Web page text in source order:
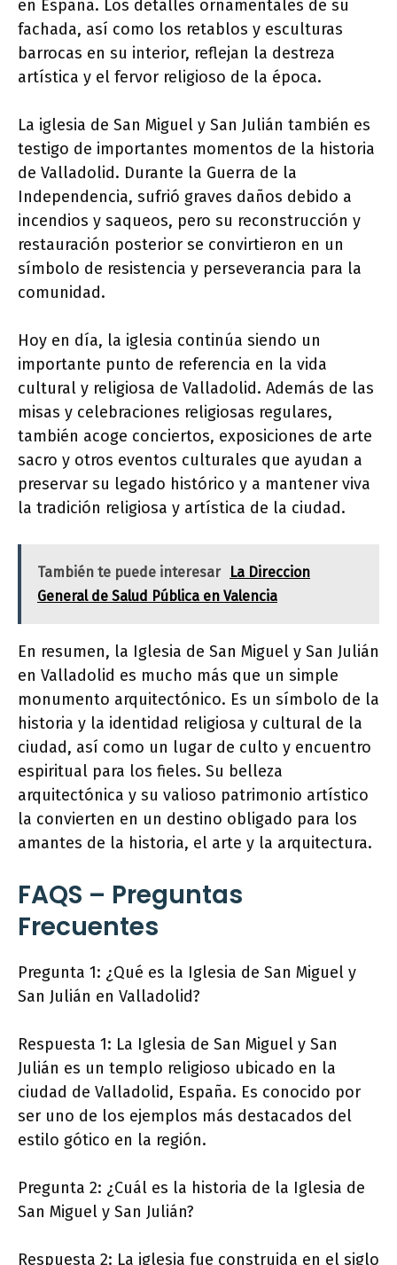
en España. Los detalles ornamentales de su
fachada, así como los retablos y esculturas
barrocas en su interior, reflejan la destreza
artística y el fervor religioso de la época.
La iglesia de San Miguel y San Julián también es
testigo de importantes momentos de la historia
de Valladolid. Durante la Guerra de la
Independencia, sufrió graves daños debido a
incendios y saqueos, pero su reconstrucción y
restauración posterior se convirtieron en un
símbolo de resistencia y perseverancia para la
comunidad.
Hoy en día, la iglesia continúa siendo un
importante punto de referencia en la vida
cultural y religiosa de Valladolid. Además de las
misas y celebraciones religiosas regulares,
también acoge conciertos, exposiciones de arte
sacro y otros eventos culturales que ayudan a
preservar su legado histórico y a mantener viva
la tradición religiosa y artística de la ciudad.
También te puede interesar
La Direccion
General de Salud Pública en Valencia
En resumen, la Iglesia de San Miguel y San Julián
en Valladolid es mucho más que un simple
monumento arquitectónico. Es un símbolo de la
historia y la identidad religiosa y cultural de la
ciudad, así como un lugar de culto y encuentro
espiritual para los fieles. Su belleza
arquitectónica y su valioso patrimonio artístico
la convierten en un destino obligado para los
amantes de la historia, el arte y la arquitectura.
FAQS – Preguntas
Frecuentes
Pregunta 1: ¿Qué es la Iglesia de San Miguel y
San Julián en Valladolid?
Respuesta 1: La Iglesia de San Miguel y San
Julián es un templo religioso ubicado en la
ciudad de Valladolid, España. Es conocido por
ser uno de los ejemplos más destacados del
estilo gótico en la región.
Pregunta 2: ¿Cuál es la historia de la Iglesia de
San Miguel y San Julián?
Respuesta 2: La iglesia fue construida en el siglo